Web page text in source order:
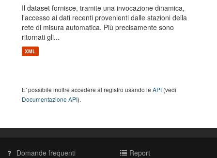
Il dataset fornisce, tramite una invocazione dinamica,
l'accesso ai dati recenti provenienti dalle stazioni della
rete di misura automatica. Più precisamente sono
ritornati gli...
XML
E' possibile inoltre accedere al registro usando le API (vedi
Documentazione API).
Domande frequenti
Report